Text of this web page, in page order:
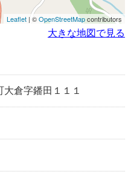
Leaflet | ©OpenStreetMapcontributors
大きな地図で見る
倉字鐇田１１１